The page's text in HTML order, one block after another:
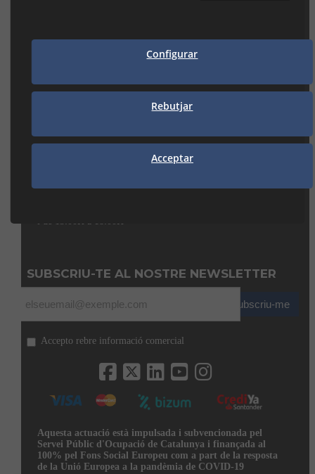
De 07:30h a 18:30h
CAMBRILS
977 31 92 12
i de 15:00H a 18:00H
SUBSCRIU-TE AL NOSTRE NEWSLETTER
Subscriu-me
Accepto rebre informació comercial
Aquesta actuació està impulsada i subvencionada pel
Servei Públic d'Ocupació de Catalunya i finançada al
100% pel Fons Social Europeu com a part de la resposta
de la Unió Europea a la pandèmia de COVID-19
Configurar
Rebutjar
Acceptar